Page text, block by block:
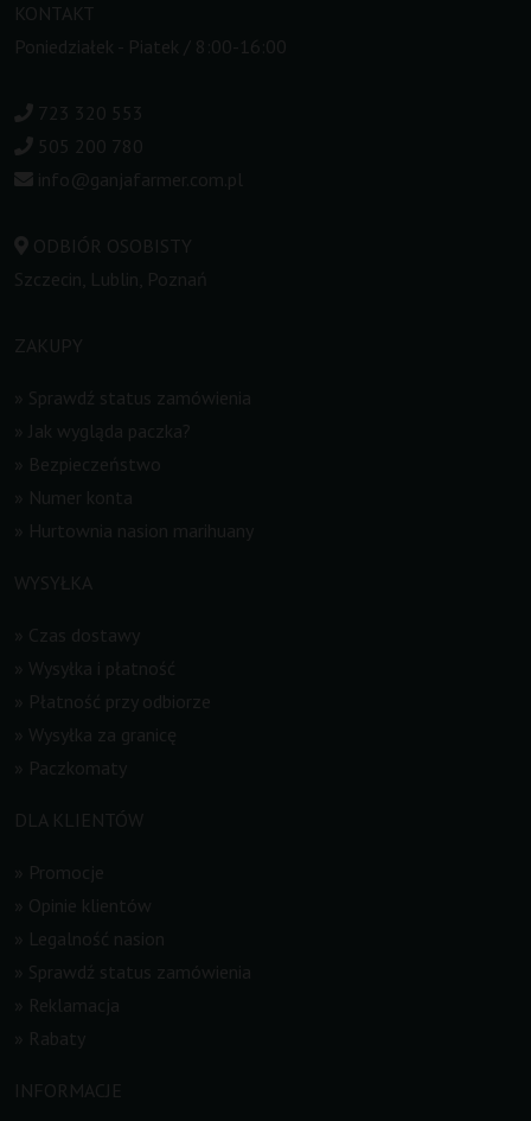
KONTAKT
Poniedziałek - Piatek / 8:00-16:00
723 320 553
505 200 780
info@ganjafarmer.com.pl
ODBIÓR OSOBISTY
Szczecin, Lublin, Poznań
ZAKUPY
Sprawdź status zamówienia
Jak wygląda paczka?
Bezpieczeństwo
Numer konta
Hurtownia nasion marihuany
WYSYŁKA
Czas dostawy
Wysyłka i płatność
Płatność przy odbiorze
Wysyłka za granicę
Paczkomaty
DLA KLIENTÓW
Promocje
Opinie klientów
Legalność nasion
Sprawdź status zamówienia
Reklamacja
Rabaty
INFORMACJE